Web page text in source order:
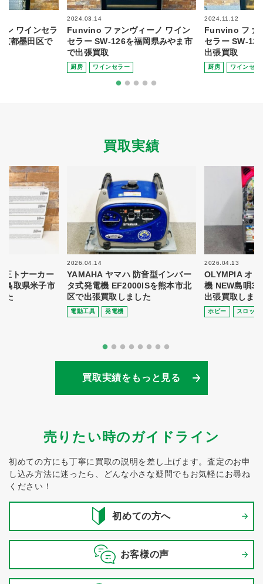
ン ワインセラ
都墨田区で
2024.03.14
Funvino ファンヴィーノ ワイン
セラー SW-126を福岡県みやま市
で出張買取
厨房 ワインセラー
2024.11.12
Funvino ファ
セラー SW-
出張買取
厨房 ワインセラ
買取実績
トナーカー
鳥取県米子市
た
2026.04.14
YAMAHA ヤマハ 防音型インバー
タ式発電機 EF2000ISを熊本市北
区で出張買取しました
電動⼯具 発電機
2026.04.13
OLYMPIA オ
機 NEW島唄
出張買取しま
ホビー スロット
買取実績をもっと見る
売りたい時のガイドライン
初めての方にも丁寧に買取の説明を差し上げます。査定のお申
し込み方法に迷ったら、どんな小さな疑問でもお気軽にお尋ね
ください！
初めての方へ
お客様の声